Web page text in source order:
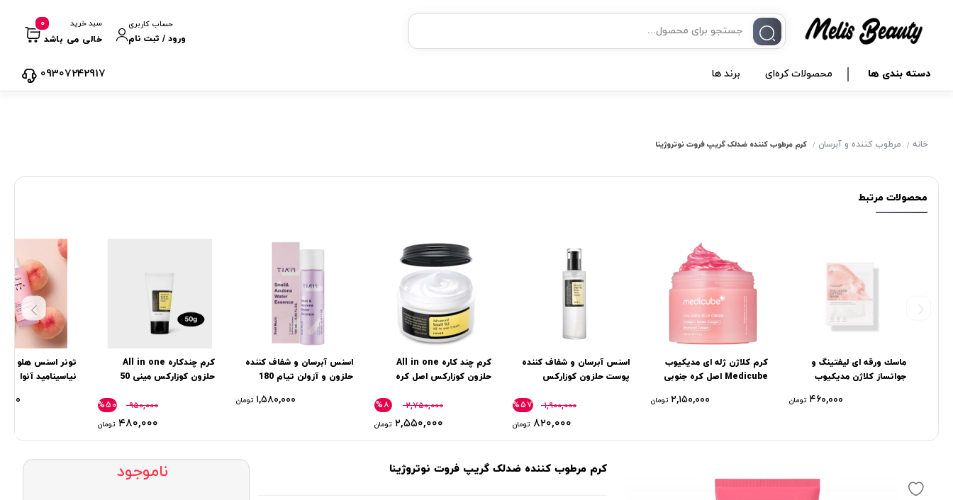
۴ قسط، بدون کارمزد
بدون ضامن، بدون سود
حساب کاربری
ورود / ثبت نام
سبد خرید
خالی می باشد
0
دسته بندی ها محصولات کره‌ای برند ها 09307242917
خانه مرطوب کننده و آبرسان کرم مرطوب کننده ضدلک گریپ فروت نوتروژینا
محصولات مرتبط
ماسك ورقه ای لیفتینگ و
جوانساز کلاژن مدیکیوب
۴۶۰,۰۰۰ تومان
کرم کلاژن ژله ای مدیکیوب
Medicube اصل کره جنوبی
۲,۱۵۰,۰۰۰ تومان
اسنس آبرسان و شفاف کننده
پوست حلزون کوزارکس
۱,۹۰۰,۰۰۰
۸۲۰,۰۰۰ تومان
%۵۷
کرم چند کاره All in one
حلزون كوزاركس اصل کره
۲,۷۵۰,۰۰۰
۲,۵۵۰,۰۰۰ تومان
%۸
اسنس آبرسان و شفاف کننده
حلزون و آزولن تیام 180
۱,۵۸۰,۰۰۰ تومان
کرم چندکاره All in one
حلزون كوزاركس مینی 50
۹۵۰,۰۰۰
۴۸۰,۰۰۰ تومان
%۵۰
تونر اسنس هلو و
نیاسینامید آنوا
کرم مرطوب کننده ضدلک گریپ فروت نوتروژینا ناموجود